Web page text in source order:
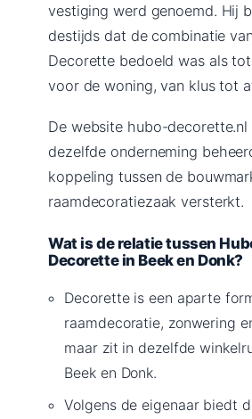
vestiging werd genoemd. Hij
destijds dat de combinatie
Decorette bedoeld was als
voor de woning, van klus tot
De website hubo-
dezelfde onderneming
koppeling tussen de
raamdecoratiezaak versterkt.
Wat is de relatie tussen
Decorette in Beek en Donk?
Decorette is een aparte
raamdecoratie, zonwering
maar zit in dezelfde
Beek en Donk.
Volgens de eigenaar biedt